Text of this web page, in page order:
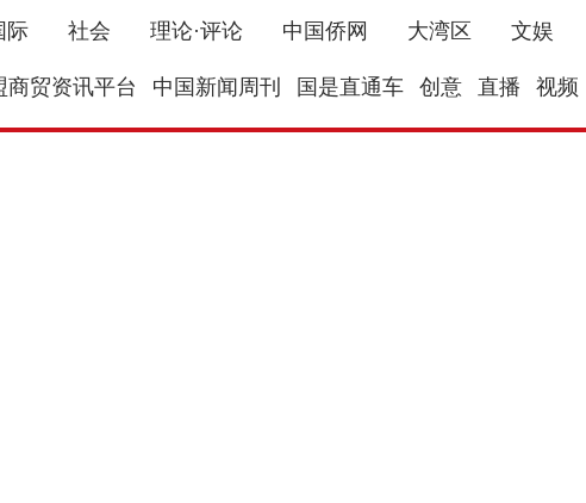
际 社会 理论·评论 中国侨网 大湾区 文娱
贸资讯平台 中国新闻周刊 国是直通车 创意 直播 视频